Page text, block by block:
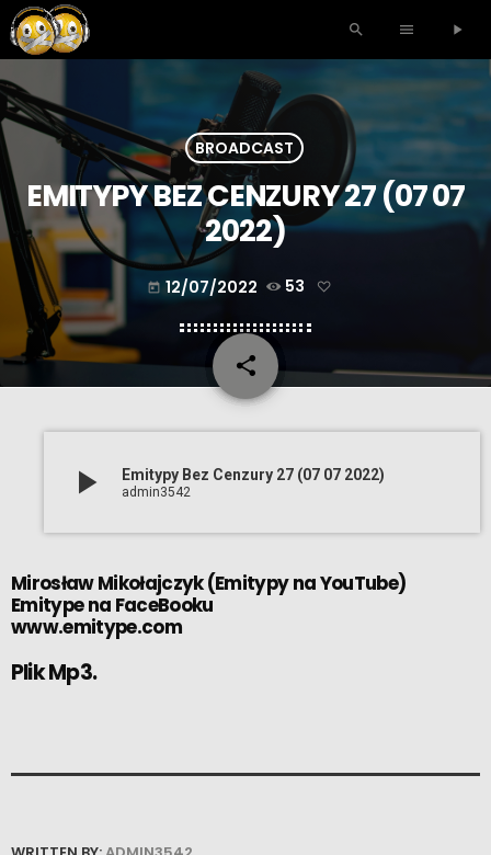
search menu play_arrow
BROADCAST
EMITYPY BEZ CENZURY 27 (07 07
2022)
today 12/07/2022 53
share
email
play_arrow Emitypy Bez Cenzury 27 (07 07 2022)
admin3542
Mirosław Mikołajczyk(Emitypy na YouTube)
Emitype na FaceBooku
www.emitype.com
Plik Mp3.